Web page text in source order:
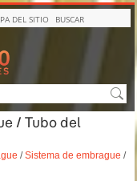
DEL SITIO BUSCAR
/ Tubo del
/Sistema de embrague /